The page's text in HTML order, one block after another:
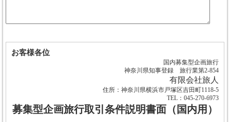
お客様各位
国内募集型企画旅行
神奈川県知事登録 旅行業第2-854
有限会社旅人
住所：神奈川県横浜市戸塚区吉田町1118-5
TEL：045-270-6973
募集型企画旅行取引条件説明書面（国内用）